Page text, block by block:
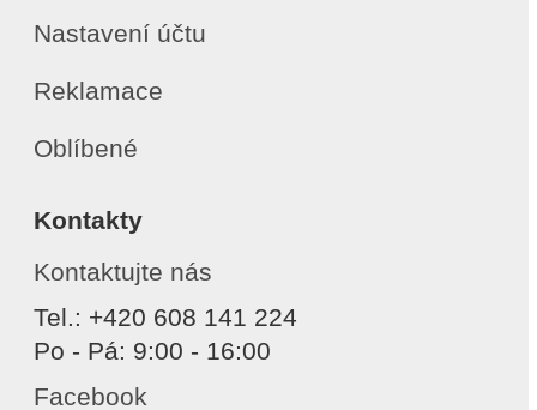
Nastavení účtu
Reklamace
Oblíbené
Kontakty
Kontaktujte nás
Tel.: +420 608 141 224
Po - Pá: 9:00 - 16:00
Facebook